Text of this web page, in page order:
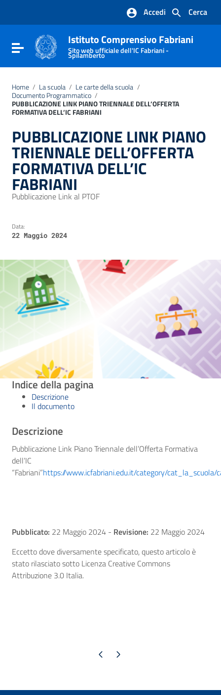
Vai al footer
Cerca
Accedi
Attiva / disattiva la navigazione
Istituto Comprensivo Fabriani
Sito web ufficiale dell'IC Fabriani -
Spilamberto
Home / La scuola / Le carte della scuola /
Documento Programmatico /
PUBBLICAZIONE LINK PIANO TRIENNALE DELL’OFFERTA
FORMATIVA DELL’IC FABRIANI
PUBBLICAZIONE LINK PIANO
TRIENNALE DELL’OFFERTA
FORMATIVA DELL’IC
FABRIANI
Pubblicazione Link al PTOF
Data:
22 Maggio 2024
Indice della pagina
Descrizione
Il documento
Descrizione
Pubblicazione Link Piano Triennale dell’Offerta Formativa
dell’IC
“Fabriani”https://www.icfabriani.edu.it/category/
Pubblicato: 22 Maggio 2024 - Revisione: 22 Maggio 2024
Eccetto dove diversamente specificato, questo articolo è
stato rilasciato sotto Licenza Creative Commons
Attribuzione 3.0 Italia.
Pagina precedente
Pagina successiva